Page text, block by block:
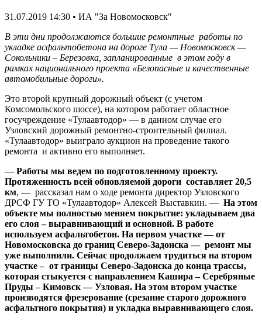
31.07.2019 14:30 • ИА "За Новомосковск"
В эти дни продолжаются большие ремонтные работы по
укладке асфальтобетона на дороге Тула — Новомосковск —
Сокольники – Березовка, запланированные в этом году в
рамках национального проекта «Безопасные и качественные
автомобильные дороги».
Это второй крупный дорожный объект (с учетом
Комсомольского шоссе), на котором работает областное
госучреждение «Тулаавтодор» — в данном случае его
Узловский дорожный ремонтно-строительный филиал.
«Тулаавтодор» выиграло аукцион на проведение такого
ремонта и активно его выполняет.
— Работы мы ведем по подготовленному проекту.
Протяженность всей обновляемой дороги составляет 20,5
км, — рассказал нам о ходе ремонта директор Узловского
ДРСФ ГУ ТО «Тулаавтодор» Алексей Выставкин. — На этом
объекте мы полностью меняем покрытие: укладываем два
его слоя – выравнивающий и основной. В работе
используем асфальтобетон. На первом участке — от
Новомосковска до границ Северо-Задонска — ремонт мы
уже выполнили. Сейчас продолжаем трудиться на втором
участке – от границы Северо-Задонска до конца трассы,
которая стыкуется с направлением Кашира – Серебряные
Пруды – Кимовск — Узловая. На этом втором участке
производятся фрезерование (срезание старого дорожного
асфальтного покрытия) и укладка выравнивающего слоя.